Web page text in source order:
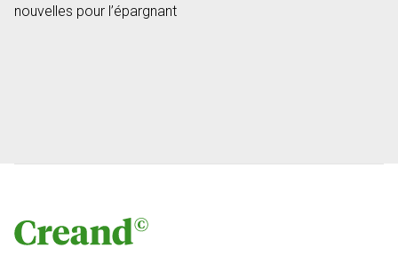
nouvelles pour l’épargnant